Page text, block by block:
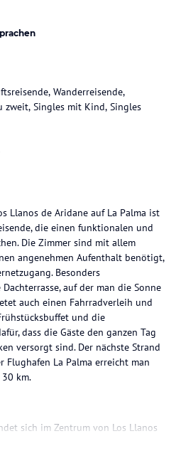
Wanderreisende,
zweit, Singles mit Kind, Singles
Llanos de Aridane auf La Palma ist
die einen funktionalen und
Die Zimmer sind mit allem
angenehmen Aufenthalt benötigt,
Besonders
auf der man die Sonne
auch einen Fahrradverleih und
und die
dass die Gäste den ganzen Tag
versorgt sind. Der nächste Strand
La Palma erreicht man
km.
sich im Zentrum von Los Llanos
Ausflugsrouten und Attraktionen